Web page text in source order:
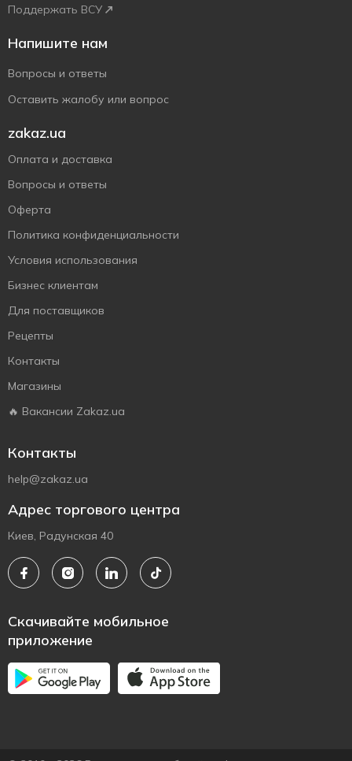
Поддержать ВСУ
Напишите нам
Вопросы и ответы
Оставить жалобу или вопрос
zakaz.ua
Оплата и доставка
Вопросы и ответы
Оферта
Политика конфиденциальности
Условия использования
Бизнес клиентам
Для поставщиков
Рецепты
Контакты
Магазины
🔥 Вакансии Zakaz.ua
Контакты
help@zakaz.ua
Адрес торгового центра
Киев, Радунская 40
Скачивайте мобильное
приложение